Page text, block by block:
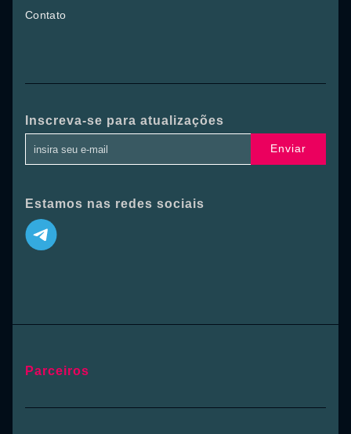
Contato
Inscreva-se para atualizações
Enviar
Estamos nas redes sociais
Parceiros